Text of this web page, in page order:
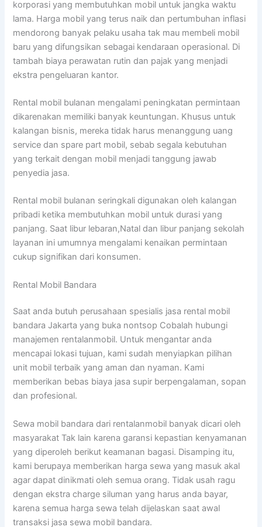
korporasi yang membutuhkan mobil untuk jangka waktu
lama. Harga mobil yang terus naik dan pertumbuhan inflasi
mendorong banyak pelaku usaha tak mau membeli mobil
baru yang difungsikan sebagai kendaraan operasional. Di
tambah biaya perawatan rutin dan pajak yang menjadi
ekstra pengeluaran kantor.
Rental mobil bulanan mengalami peningkatan permintaan
dikarenakan memiliki banyak keuntungan. Khusus untuk
kalangan bisnis, mereka tidak harus menanggung uang
service dan spare part mobil, sebab segala kebutuhan
yang terkait dengan mobil menjadi tanggung jawab
penyedia jasa.
Rental mobil bulanan seringkali digunakan oleh kalangan
pribadi ketika membutuhkan mobil untuk durasi yang
panjang. Saat libur lebaran,Natal dan libur panjang sekolah
layanan ini umumnya mengalami kenaikan permintaan
cukup signifikan dari konsumen.
Rental Mobil Bandara
Saat anda butuh perusahaan spesialis jasa rental mobil
bandara Jakarta yang buka nontsop Cobalah hubungi
manajemen rentalanmobil. Untuk mengantar anda
mencapai lokasi tujuan, kami sudah menyiapkan pilihan
unit mobil terbaik yang aman dan nyaman. Kami
memberikan bebas biaya jasa supir berpengalaman, sopan
dan profesional.
Sewa mobil bandara dari rentalanmobil banyak dicari oleh
masyarakat Tak lain karena garansi kepastian kenyamanan
yang diperoleh berikut keamanan bagasi. Disamping itu,
kami berupaya memberikan harga sewa yang masuk akal
agar dapat dinikmati oleh semua orang. Tidak usah ragu
dengan ekstra charge siluman yang harus anda bayar,
karena semua harga sewa telah dijelaskan saat awal
transaksi jasa sewa mobil bandara.